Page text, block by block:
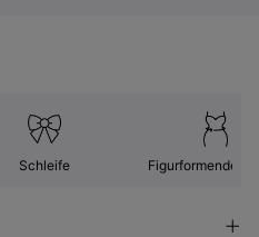
Schleife Figurformender